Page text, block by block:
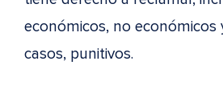
económicos, no económicos
casos, punitivos.